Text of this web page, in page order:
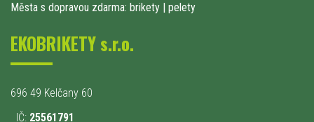
Města s dopravou zdarma: brikety | pelety
EKOBRIKETY s.r.o.
696 49 Kelčany 60
IČ: 25561791